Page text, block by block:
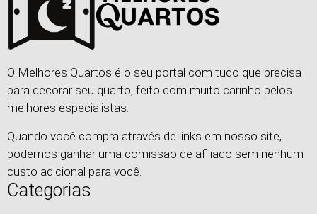
O Melhores Quartos é o seu portal com tudo que precisa
para decorar seu quarto, feito com muito carinho pelos
melhores especialistas.
Quando você compra através de links em nosso site,
podemos ganhar uma comissão de afiliado sem nenhum
custo adicional para você.
Categorias